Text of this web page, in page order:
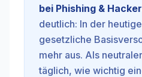
bei Phishing &
deutlich: In der
gesetzliche
mehr aus. Als
täglich, wie wichtig